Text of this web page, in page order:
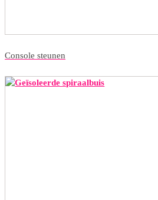
Console steunen